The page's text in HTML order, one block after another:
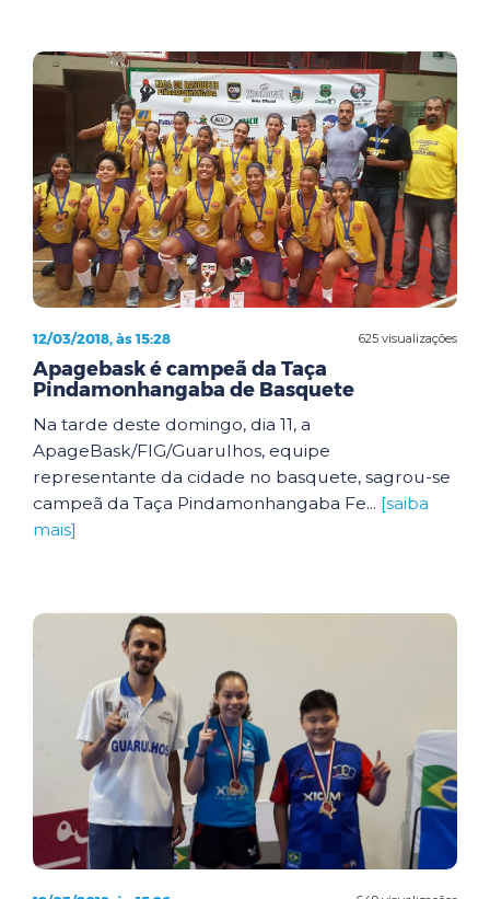
625 visualizações
12/03/2018, às 15:28
Apagebask é campeã da Taça
Pindamonhangaba de Basquete
Na tarde deste domingo, dia 11, a
ApageBask/FIG/Guarulhos, equipe
representante da cidade no basquete, sagrou-se
campeã da Taça Pindamonhangaba Fe... [saiba
mais]